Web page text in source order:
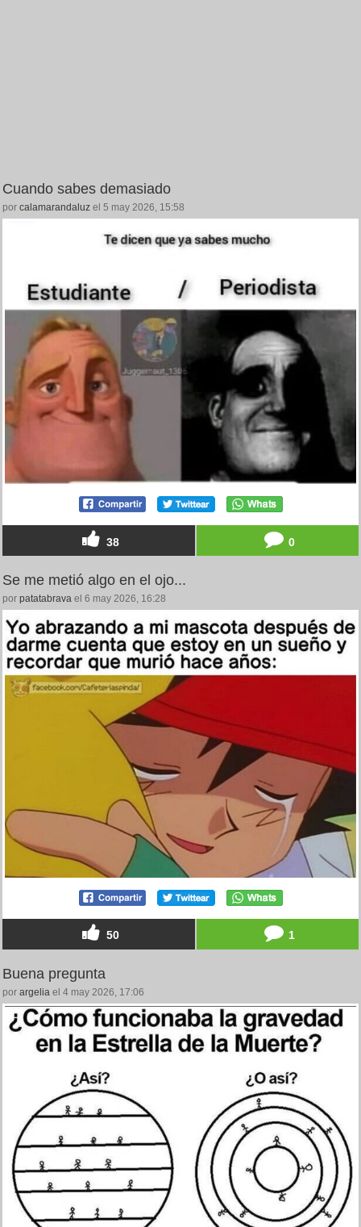
Cuando sabes demasiado
por calamarandaluz el 5 may 2026, 15:58
38 0
Se me metió algo en el ojo...
por patatabrava el 6 may 2026, 16:28
50 1
Buena pregunta
por argelia el 4 may 2026, 17:06